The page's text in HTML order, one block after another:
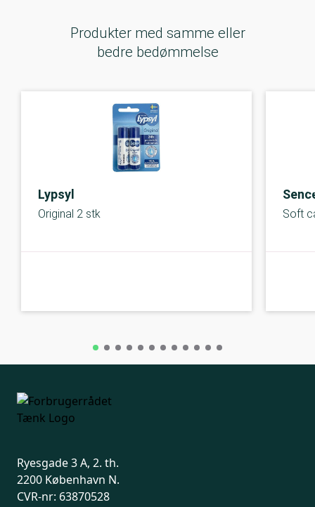
Produkter med samme eller
bedre bedømmelse
Lypsyl
Original 2 stk Soft
Ryesgade 3 A, 2. th.
2200 København N.
CVR-nr: 63870528